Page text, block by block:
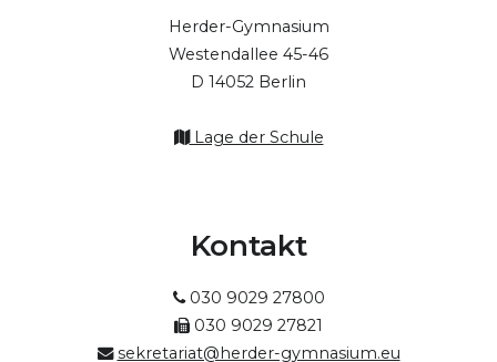
Herder-Gymnasium
Westendallee 45-46
D 14052 Berlin
Lage der Schule
Kontakt
030 9029 27800
030 9029 27821
sekretariat@herder-gymnasium.eu